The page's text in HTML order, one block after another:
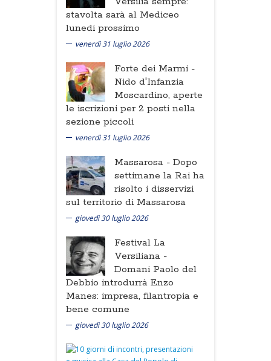
stavolta sarà al Mediceo
lunedi prossimo
venerdì 31 luglio 2026
Forte dei Marmi -
Nido d'Infanzia
Moscardino, aperte
le iscrizioni per 2 posti nella
sezione piccoli
venerdì 31 luglio 2026
Massarosa - Dopo
settimane la Rai ha
risolto i disservizi
sul territorio di Massarosa
giovedì 30 luglio 2026
Festival La
Versiliana -
Domani Paolo del
Debbio introdurrà Enzo
Manes: impresa, filantropia e
bene comune
giovedì 30 luglio 2026